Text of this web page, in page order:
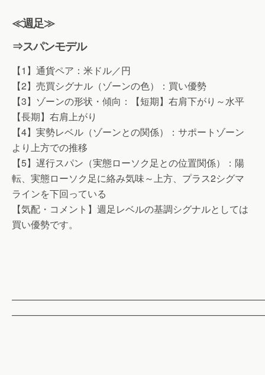
≪週足≫
⇒スパンモデル
【1】通貨ペア：米ドル／円
【2】売買シグナル（ゾーンの色）：買い優勢
【3】ゾーンの形状・傾向：【短期】右肩下がり～水平
【長期】右肩上がり
【4】実勢レベル（ゾーンとの関係）：サポートゾーン
より上方での推移
【5】遅行スパン（実態ローソク足との位置関係）：陽
転、実態ローソク足に絡み気味～上方、プラス2シグマ
ラインを下回っている
【気配・コメント】週足レベルの基調シグナルとしては
買い優勢です。